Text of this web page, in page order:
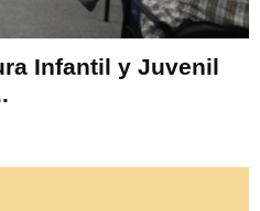
Infantil y Juvenil